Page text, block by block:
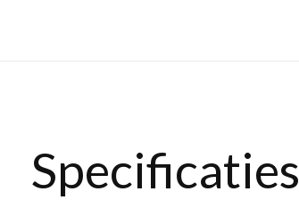
Specificaties